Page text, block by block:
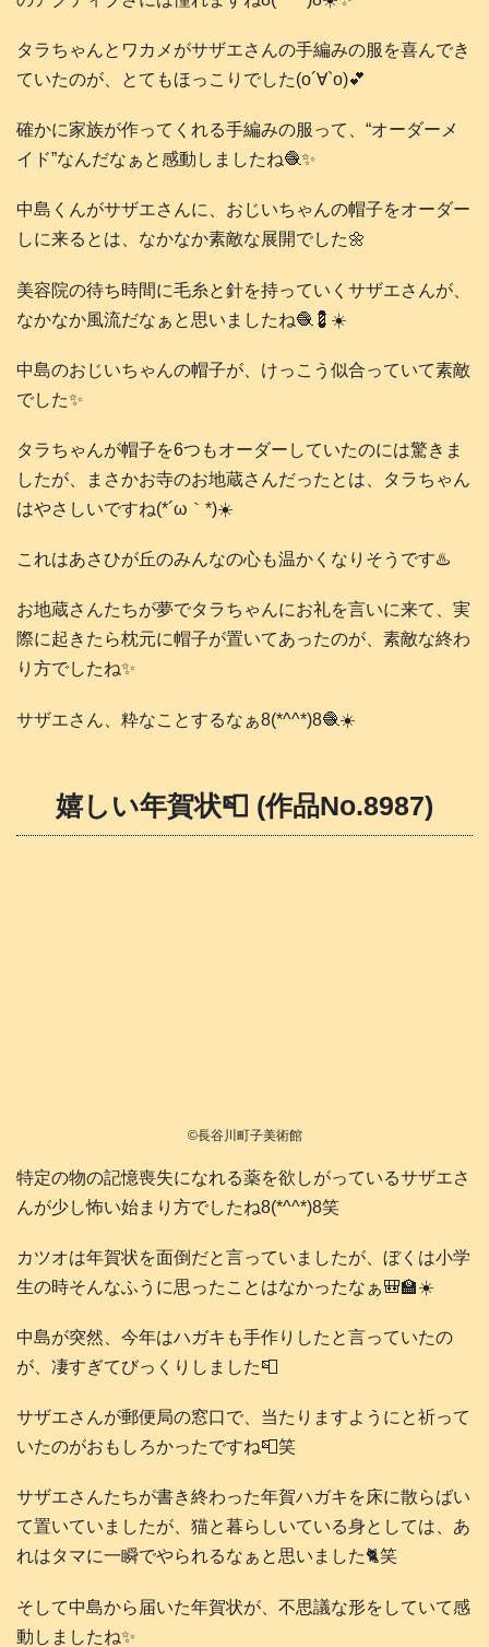
タラちゃんとワカメがサザエさんの手編みの服を喜んでき
ていたのが、とてもほっこりでした(о´∀`о)💕
確かに家族が作ってくれる手編みの服って、“オーダーメ
イド”なんだなぁと感動しましたね🧶✨️
中島くんがサザエさんに、おじいちゃんの帽子をオーダー
しに来るとは、なかなか素敵な展開でした🌼
美容院の待ち時間に毛糸と針を持っていくサザエさんが、
なかなか風流だなぁと思いましたね🧶💈☀️
中島のおじいちゃんの帽子が、けっこう似合っていて素敵
でした✨️
タラちゃんが帽子を6つもオーダーしていたのには驚きま
したが、まさかお寺のお地蔵さんだったとは、タラちゃん
はやさしいですね(⁠*⁠´⁠ω⁠｀⁠*⁠)☀️
これはあさひが丘のみんなの心も温かくなりそうです♨️
お地蔵さんたちが夢でタラちゃんにお礼を言いに来て、実
際に起きたら枕元に帽子が置いてあったのが、素敵な終わ
り方でしたね✨️
サザエさん、粋なことするなぁ8(*^^*)8🧶☀️
嬉しい年賀状📮 (作品No.8987)
©長谷川町子美術館
特定の物の記憶喪失になれる薬を欲しがっているサザエさ
んが少し怖い始まり方でしたね8(*^^*)8笑
カツオは年賀状を面倒だと言っていましたが、ぼくは小学
生の時そんなふうに思ったことはなかったなぁ🎒🏫☀️
中島が突然、今年はハガキも手作りしたと言っていたの
が、凄すぎてびっくりしました📮
サザエさんが郵便局の窓口で、当たりますようにと祈って
いたのがおもしろかったですね📮笑
サザエさんたちが書き終わった年賀ハガキを床に散らばい
て置いていましたが、猫と暮らしいている身としては、あ
れはタマに一瞬でやられるなぁと思いました🐈️笑
そして中島から届いた年賀状が、不思議な形をしていて感
動しましたね✨️